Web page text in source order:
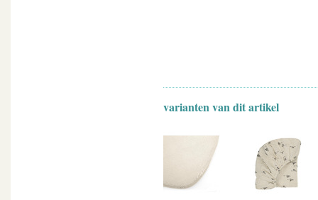
varianten van dit artikel